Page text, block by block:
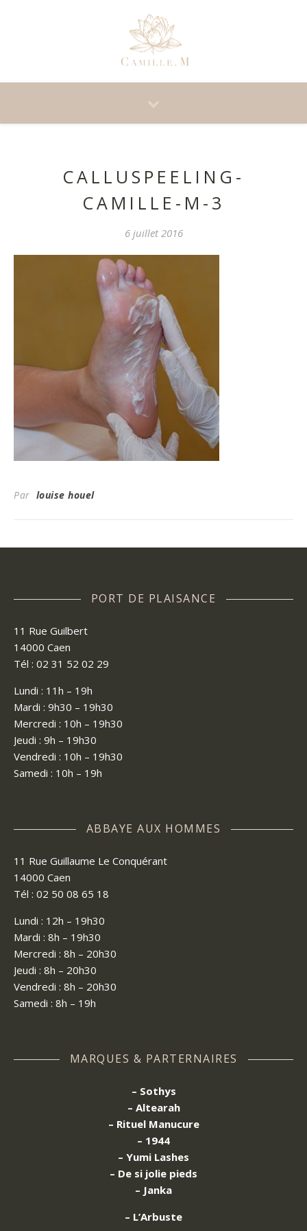
CALLUSPEELING-
CAMILLE-M-3
6 juillet 2016
Par louise houel
PORT DE PLAISANCE
11 Rue Guilbert
14000 Caen
Tél : 02 31 52 02 29
Lundi : 11h – 19h
Mardi : 9h30 – 19h30
Mercredi : 10h – 19h30
Jeudi : 9h – 19h30
Vendredi : 10h – 19h30
Samedi : 10h – 19h
ABBAYE AUX HOMMES
11 Rue Guillaume Le Conquérant
14000 Caen
Tél : 02 50 08 65 18
Lundi : 12h – 19h30
Mardi : 8h – 19h30
Mercredi : 8h – 20h30
Jeudi : 8h – 20h30
Vendredi : 8h – 20h30
Samedi : 8h – 19h
MARQUES & PARTERNAIRES
– Sothys
– Altearah
– Rituel Manucure
– 1944
– Yumi Lashes
– De si jolie pieds
– Janka
– L’Arbuste